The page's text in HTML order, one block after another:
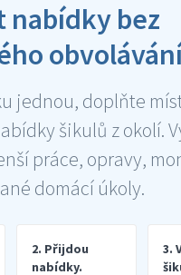
nabídky bez
jednou, doplňte
šikulů z okolí.
práce, opravy,
domácí úkoly.
2. Přijdou
nabídky.
3.